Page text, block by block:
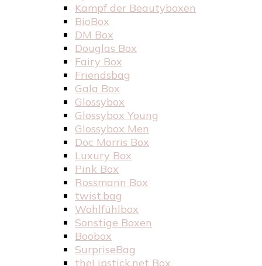
Kampf der Beautyboxen
BioBox
DM Box
Douglas Box
Fairy Box
Friendsbag
Gala Box
Glossybox
Glossybox Young
Glossybox Men
Doc Morris Box
Luxury Box
Pink Box
Rossmann Box
twist.bag
Wohlfühlbox
Sonstige Boxen
Boobox
SurpriseBag
theLipstick.net Box